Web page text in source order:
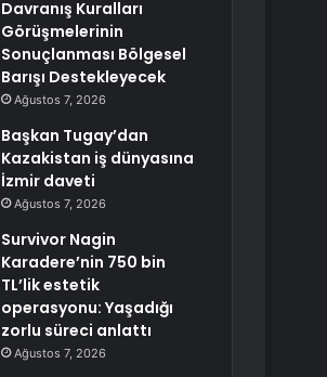
Davranış Kuralları
Görüşmelerinin
Sonuçlanması Bölgesel
Barışı Destekleyecek
Ağustos 7, 2026
Başkan Tugay’dan
Kazakistan iş dünyasına
İzmir daveti
Ağustos 7, 2026
Survivor Nagin
Karadere’nin 750 bin
TL’lik estetik
operasyonu: Yaşadığı
zorlu süreci anlattı
Ağustos 7, 2026